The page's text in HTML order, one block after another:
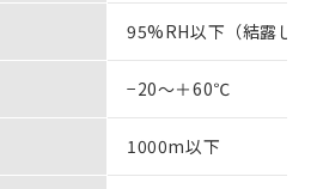
95%RH以下（結露し
−20～＋60℃
1000m以下